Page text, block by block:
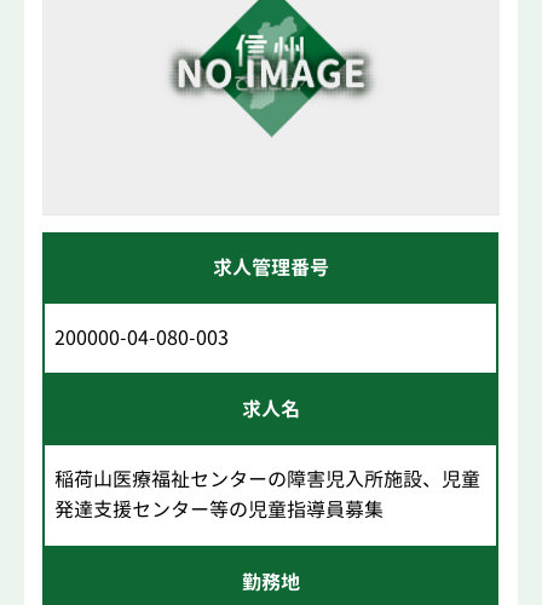
求人管理番号
200000-04-080-003
求人名
稲荷山医療福祉センターの障害児入所施設、児童
発達支援センター等の児童指導員募集
勤務地